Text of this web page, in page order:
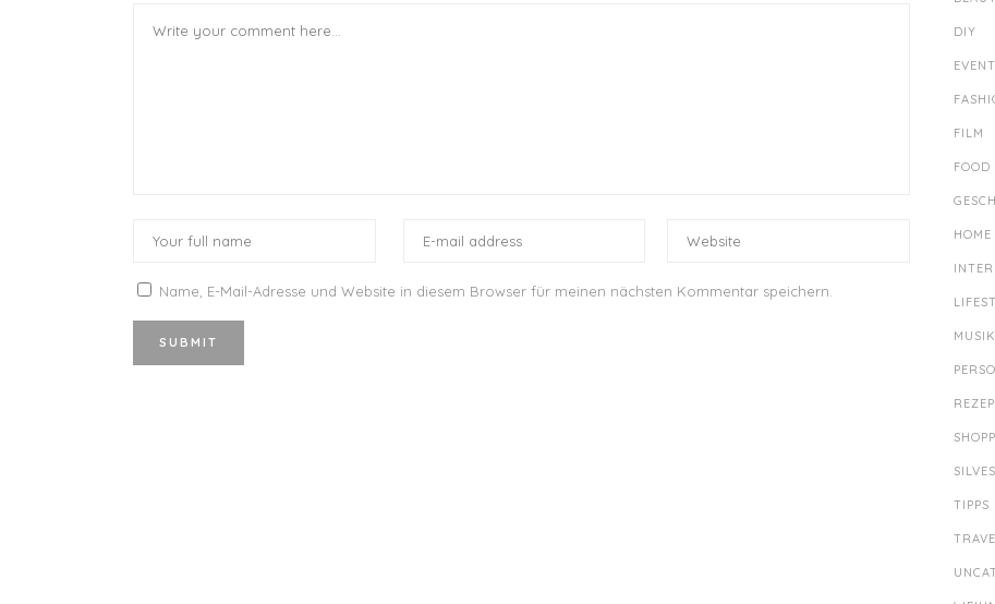
Name, E-Mail-Adresse und Website in diesem Browser für meinen nächsten Kommentar speichern.
DIY
EVENT
FILM
HOME
MUSIK
TIPPS